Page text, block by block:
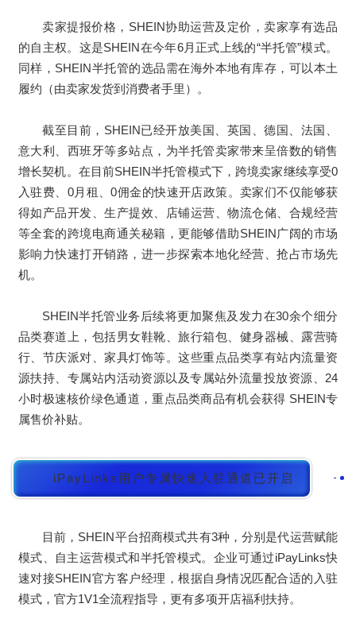
卖家提报价格，SHEIN协助运营及定价，卖家享有选品
的自主权。这是SHEIN在今年6月正式上线的“半托管”模式。
同样，SHEIN半托管的选品需在海外本地有库存，可以本土
履约（由卖家发货到消费者手里）。
截至目前，SHEIN已经开放美国、英国、德国、法国、
意大利、西班牙等多站点，为半托管卖家带来呈倍数的销售
增长契机。在目前SHEIN半托管模式下，跨境卖家继续享受0
入驻费、0月租、0佣金的快速开店政策。卖家们不仅能够获
得如产品开发、生产提效、店铺运营、物流仓储、合规经营
等全套的跨境电商通关秘籍，更能够借助SHEIN广阔的市场
影响力快速打开销路，进一步探索本地化经营、抢占市场先
机。
SHEIN半托管业务后续将更加聚焦及发力在30余个细分
品类赛道上，包括男女鞋靴、旅行箱包、健身器械、露营骑
行、节庆派对、家具灯饰等。这些重点品类享有站内流量资
源扶持、专属站内活动资源以及专属站外流量投放资源、24
小时极速核价绿色通道，重点品类商品有机会获得 SHEIN专
属售价补贴。
iPayLinks用户专属快速入驻通道已开启
目前，SHEIN平台招商模式共有3种，分别是代运营赋能
模式、自主运营模式和半托管模式。企业可通过iPayLinks快
速对接SHEIN官方客户经理，根据自身情况匹配合适的入驻
模式，官方1V1全流程指导，更有多项开店福利扶持。